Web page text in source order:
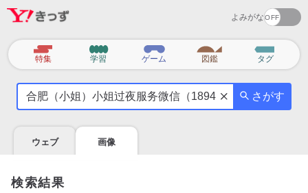
よみがな
カ
テ
特集 学習 ゲーム 図鑑 タグ
気
を
調
さがす
ウェブ 画像
検索結果